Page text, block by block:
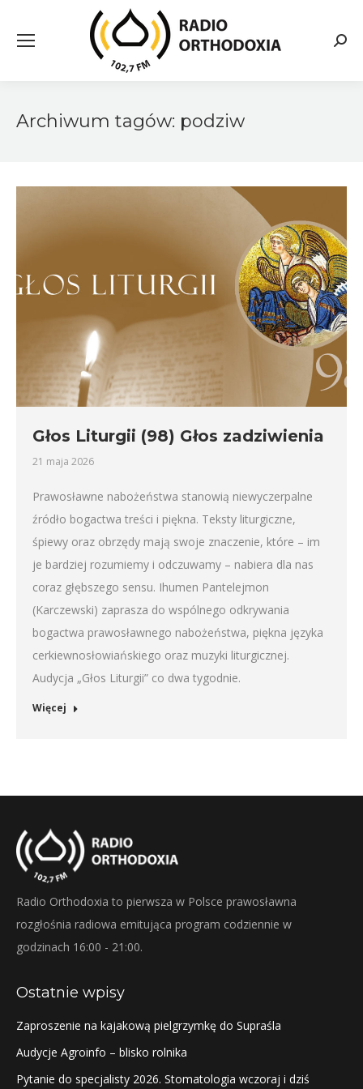
Archiwum tagów: podziw
Głos Liturgii (98) Głos zadziwienia
21 maja 2026
Prawosławne nabożeństwa stanowią niewyczerpalne
źródło bogactwa treści i piękna. Teksty liturgiczne,
śpiewy oraz obrzędy mają swoje znaczenie, które – im
je bardziej rozumiemy i odczuwamy – nabiera dla nas
coraz głębszego sensu. Ihumen Pantelejmon
(Karczewski) zaprasza do wspólnego odkrywania
bogactwa prawosławnego nabożeństwa, piękna języka
cerkiewnosłowiańskiego oraz muzyki liturgicznej.
Audycja „Głos Liturgii” co dwa tygodnie.
Więcej
Radio Orthodoxia to pierwsza w Polsce prawosławna
rozgłośnia radiowa emitująca program codziennie w
godzinach 16:00 - 21:00.
Ostatnie wpisy
Zaproszenie na kajakową pielgrzymkę do Supraśla
Audycje Agroinfo – blisko rolnika
Pytanie do specjalisty 2026. Stomatologia wczoraj i dziś